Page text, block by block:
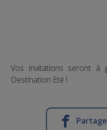
Vos invitations seront à
Destination Eté !